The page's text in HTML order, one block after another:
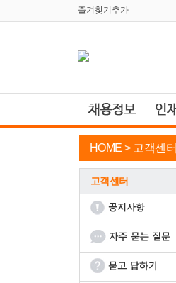
즐겨찾기추가
HOME > 고객센터
고객센터